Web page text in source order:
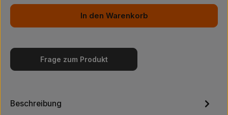
In den Warenkorb
Frage zum Produkt
Beschreibung